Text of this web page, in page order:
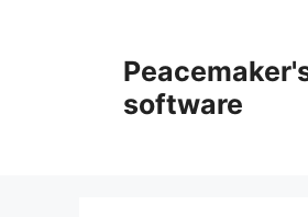
содержимому
software